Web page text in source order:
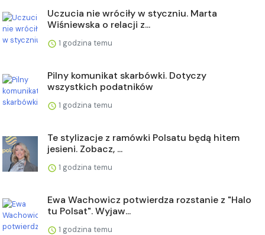
Uczucia nie wróciły w styczniu. Marta
Wiśniewska o relacji z...
1 godzina temu
Pilny komunikat skarbówki. Dotyczy
wszystkich podatników
1 godzina temu
Te stylizacje z ramówki Polsatu będą hitem
jesieni. Zobacz, ...
1 godzina temu
Ewa Wachowicz potwierdza rozstanie z "Halo
tu Polsat". Wyjaw...
1 godzina temu